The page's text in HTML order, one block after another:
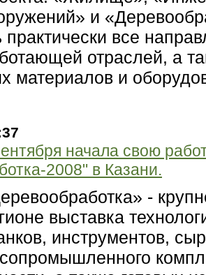
и
практически все
отраслей, а
материалов и
начала свою
2008" в Казани.
-
выставка
инструментов,